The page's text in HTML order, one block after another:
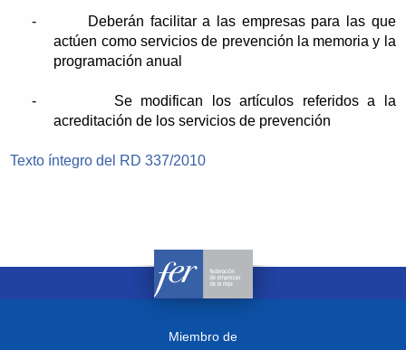
-
Deberán facilitar a las empresas para las que
actúen como servicios de prevención la memoria y la
programación anual
-
Se modifican los artículos referidos a la
acreditación de los servicios de prevención
Texto íntegro del RD 337/2010
Miembro de